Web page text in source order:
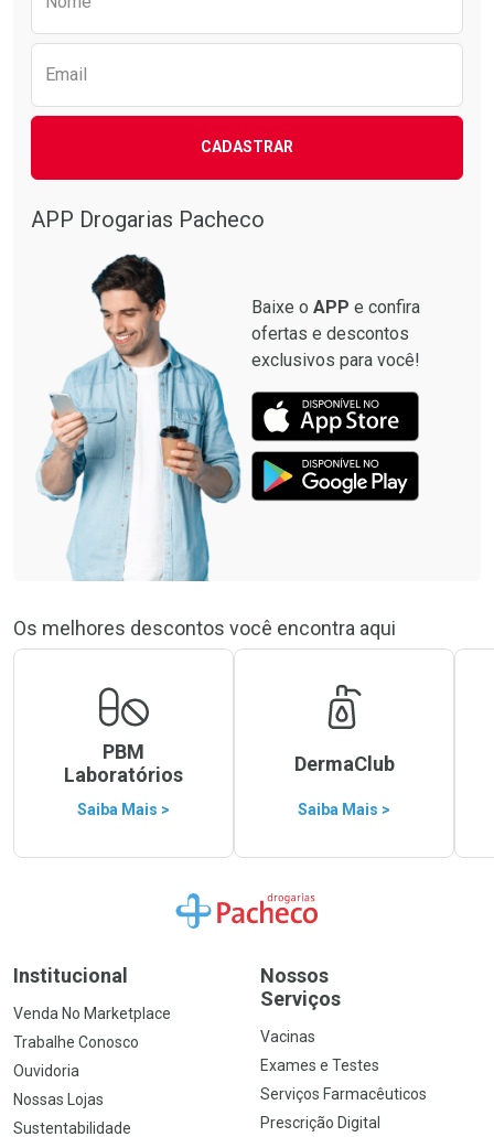
Email
CADASTRAR
APP Drogarias Pacheco
Baixe o APP e confira
ofertas e descontos
exclusivos para você!
Os melhores descontos você encontra aqui
PBM
Laboratórios
Saiba Mais >
DermaClub
Saiba Mais >
Ir para a Home
Institucional
Venda No Marketplace
Trabalhe Conosco
Ouvidoria
Nossas Lojas
Sustentabilidade
Nossos
Serviços
Vacinas
Exames e Testes
Serviços Farmacêuticos
Prescrição Digital